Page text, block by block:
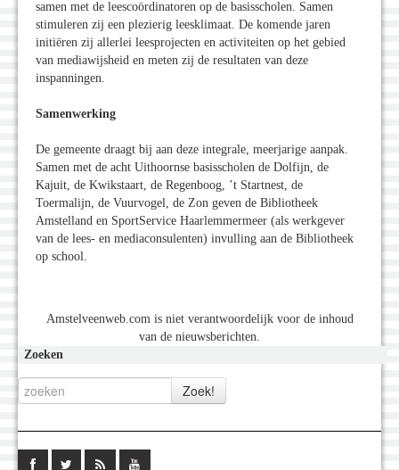
samen met de leescoördinatoren op de basisscholen. Samen
stimuleren zij een plezierig leesklimaat. De komende jaren
initiëren zij allerlei leesprojecten en activiteiten op het gebied
van mediawijsheid en meten zij de resultaten van deze
inspanningen.
Samenwerking
De gemeente draagt bij aan deze integrale, meerjarige aanpak.
Samen met de acht Uithoornse basisscholen de Dolfijn, de
Kajuit, de Kwikstaart, de Regenboog, ’t Startnest, de
Toermalijn, de Vuurvogel, de Zon geven de Bibliotheek
Amstelland en SportService Haarlemmermeer (als werkgever
van de lees- en mediaconsulenten) invulling aan de Bibliotheek
op school.
Amstelveenweb.com is niet verantwoordelijk voor de inhoud
van de nieuwsberichten.
Zoeken